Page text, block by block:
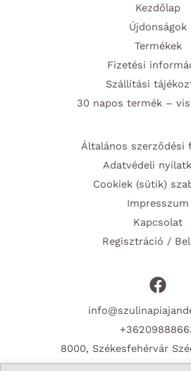
Kezdőlap
Újdonságok
Termékek
Fizetési
Szállítási
30 napos termék –
Általános szerződési
Adatvédeli
Cookiek (sütik)
Impresszum
Kapcsolat
Regisztráció /
8000, Székesfehérvár